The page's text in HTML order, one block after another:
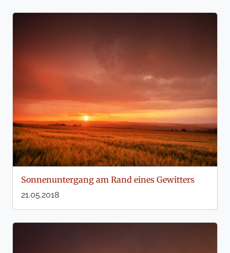
Sonnenuntergang am Rand eines Gewitters
21.05.2018